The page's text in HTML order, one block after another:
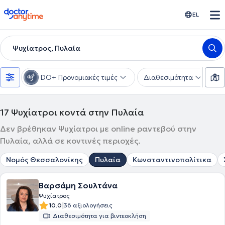
doctoranytime EL
Ψυχίατρος, Πυλαία
DO+ Προνομιακές τιμές Διαθεσιμότητα
17 Ψυχίατροι κοντά στην Πυλαία
Δεν βρέθηκαν Ψυχίατροι με online ραντεβού στην
Πυλαία, αλλά σε κοντινές περιοχές.
Νομός Θεσσαλονίκης Πυλαία Κωνσταντινοπολίτικα
Βαρσάμη Σουλτάνα
Ψυχίατρος
10.0|36 αξιολογήσεις
Διαθεσιμότητα για βιντεοκλήση